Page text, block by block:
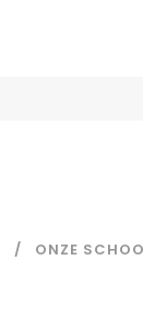
ONZE